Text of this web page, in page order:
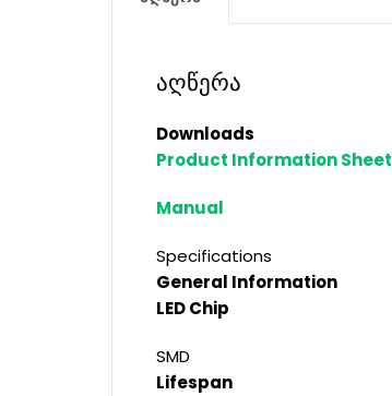
აღწერა
Downloads
Product Information Sheet
Manual
Specifications
General Information
LED Chip
SMD
Lifespan